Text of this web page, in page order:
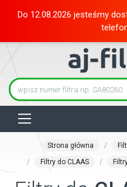
Do 12.08.2026 jesteśmy
Strona główna
Filtry do CLAAS